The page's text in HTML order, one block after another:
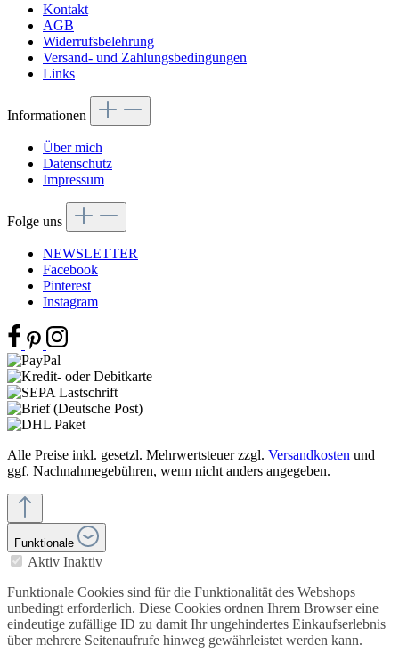
Kontakt
AGB
Widerrufsbelehrung
Versand- und Zahlungsbedingungen
Links
Informationen
Über mich
Datenschutz
Impressum
Folge uns
NEWSLETTER
Facebook
Pinterest
Instagram
Alle Preise inkl. gesetzl. Mehrwertsteuer zzgl. Versandkosten und
ggf. Nachnahmegebühren, wenn nicht anders angegeben.
Funktionale
Aktiv Inaktiv
Funktionale Cookies sind für die Funktionalität des Webshops
unbedingt erforderlich. Diese Cookies ordnen Ihrem Browser eine
eindeutige zufällige ID zu damit Ihr ungehindertes Einkaufserlebnis
über mehrere Seitenaufrufe hinweg gewährleistet werden kann.